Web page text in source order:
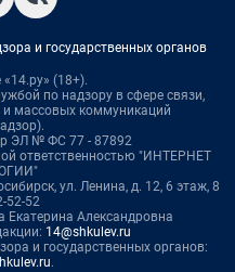
и государственных органов
(18+).
по надзору в сфере связи,
массовых коммуникаций
ЭЛ № ФС 77 - 87892
ответственностью "ИНТЕРНЕТ
ул. Ленина, д. 12, 6 этаж, 8
52-52
Екатерина Александровна
14@shkulev.ru
и государственных органов:
.